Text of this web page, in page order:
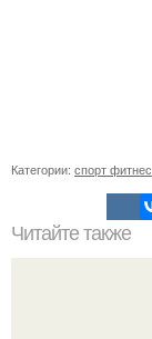
Категории: спорт фитнес
Читайте также